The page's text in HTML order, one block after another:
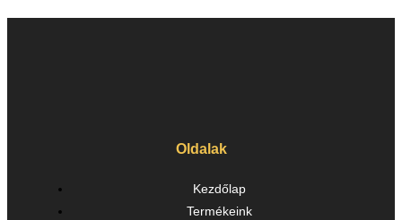
Oldalak
Kezdőlap
Termékeink